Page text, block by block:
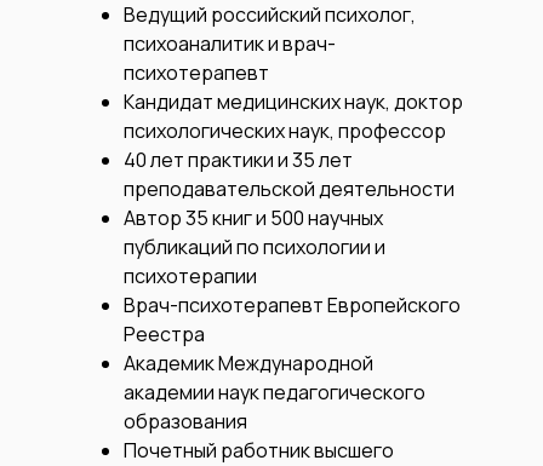
Ведущий российский психолог,
психоаналитик и врач-
психотерапевт
Кандидат медицинских наук, доктор
психологических наук, профессор
40 лет практики и 35 лет
преподавательской деятельности
Автор 35 книг и 500 научных
публикаций по психологии и
психотерапии
Врач-психотерапевт Европейского
Реестра
Академик Международной
академии наук педагогического
образования
Почетный работник высшего